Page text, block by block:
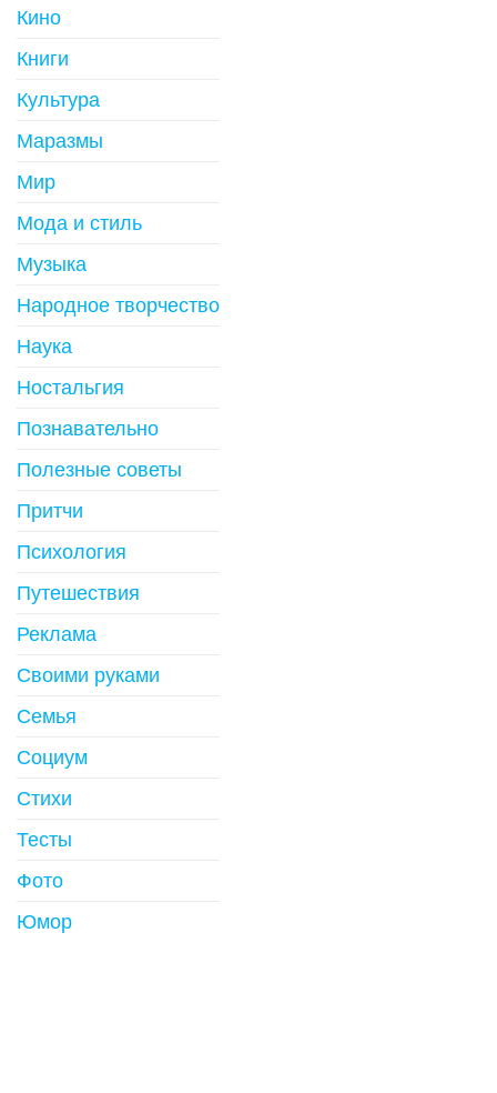
Кино
Книги
Культура
Маразмы
Мир
Мода и стиль
Музыка
Народное творчество
Наука
Ностальгия
Познавательно
Полезные советы
Притчи
Психология
Путешествия
Реклама
Своими руками
Семья
Социум
Стихи
Тесты
Фото
Юмор